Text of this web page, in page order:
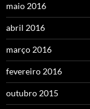
maio 2016
abril 2016
março 2016
fevereiro 2016
outubro 2015